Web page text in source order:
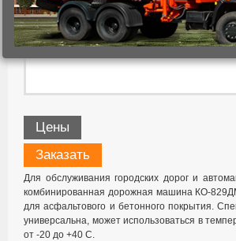
Цены
Заказать
Для обслуживания городских дорог и
комбинированная дорожная машина КО-
для асфальтового и бетонного покрытия.
универсальна, может использоваться в
от -20 до +40 С.